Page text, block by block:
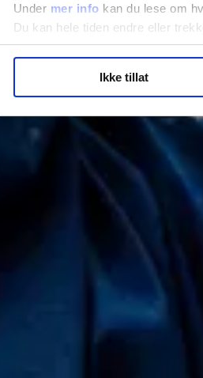
Under mer info kan du lese om
Du kan hele tiden endre eller
hvordan våre nettsider blir brukt
annonsering. Disse er angitt i
Ikke tillat